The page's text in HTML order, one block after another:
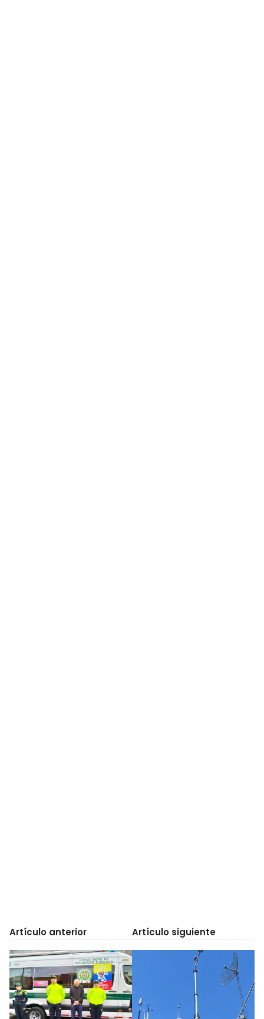
Artículo anterior Artículo siguiente